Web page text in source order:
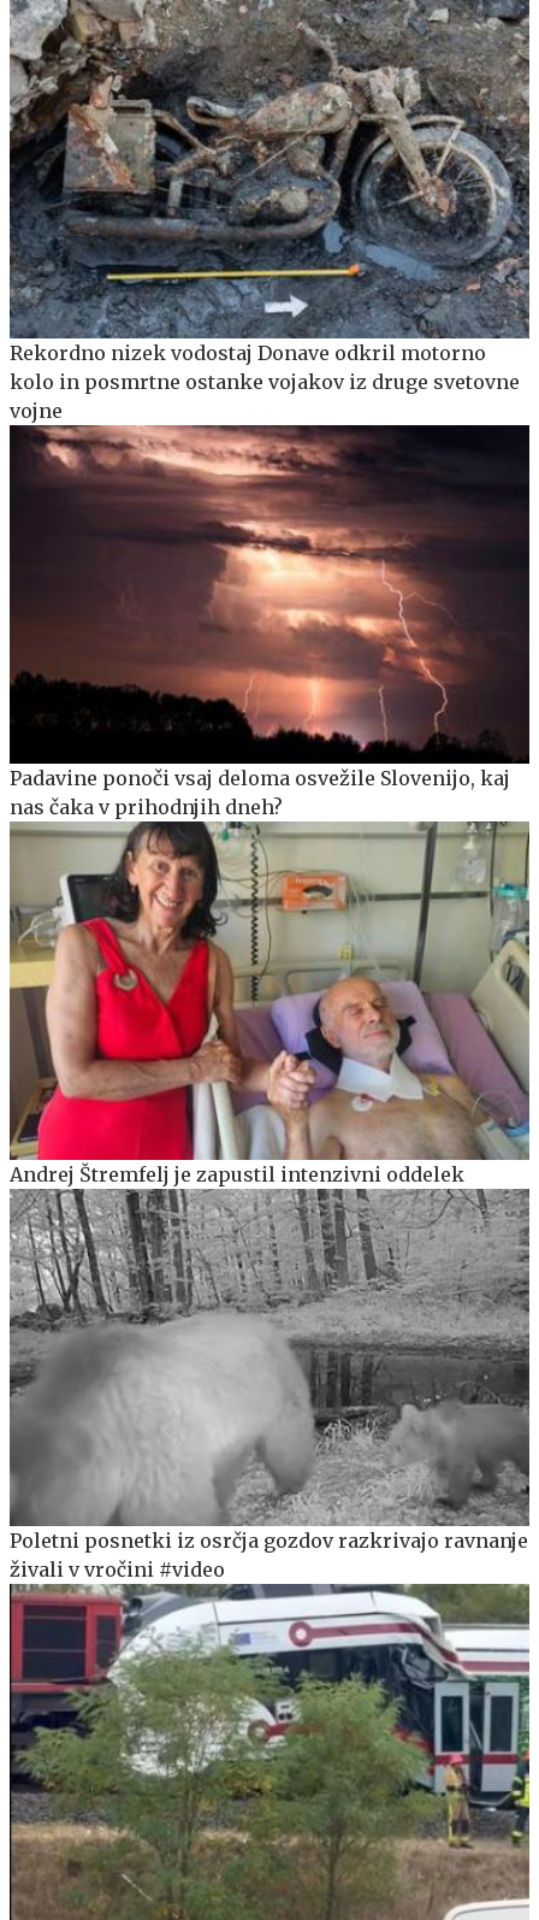
Rekordno nizek vodostaj Donave odkril motorno
kolo in posmrtne ostanke vojakov iz druge svetovne
vojne
Padavine ponoči vsaj deloma osvežile Slovenijo, kaj
nas čaka v prihodnjih dneh?
Andrej Štremfelj je zapustil intenzivni oddelek
Poletni posnetki iz osrčja gozdov razkrivajo ravnanje
živali v vročini #video